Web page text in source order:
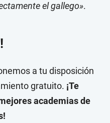
el gallego».
a tu disposición
gratuito. ¡Te
academias de